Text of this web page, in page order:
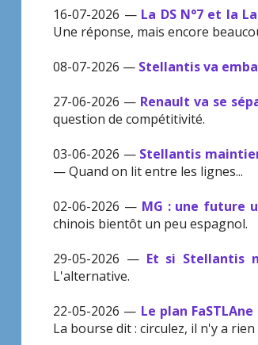
16-07-2026 — La DS N°7 et la
Une réponse, mais encore
08-07-2026 — Stellantis va
27-06-2026 — Renault va se
question de compétitivité.
03-06-2026 — Stellantis
— Quand on lit entre les lignes...
02-06-2026 — MG : une future
chinois bientôt un peu espagnol.
29-05-2026 — Et si Stellantis
L'alternative.
22-05-2026 — Le plan
La bourse dit : circulez, il n'y a rien